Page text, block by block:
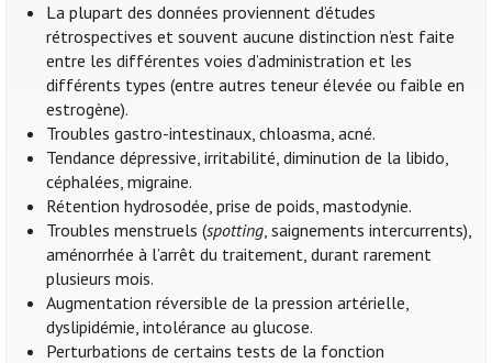
La plupart des données proviennent d’études
rétrospectives et souvent aucune distinction n’est faite
entre les différentes voies d’administration et les
différents types (entre autres teneur élevée ou faible en
estrogène).
Troubles gastro-intestinaux, chloasma, acné.
Tendance dépressive, irritabilité, diminution de la libido,
céphalées, migraine.
Rétention hydrosodée, prise de poids, mastodynie.
Troubles menstruels (spotting, saignements intercurrents),
aménorrhée à l’arrêt du traitement, durant rarement
plusieurs mois.
Augmentation réversible de la pression artérielle,
dyslipidémie, intolérance au glucose.
Perturbations de certains tests de la fonction